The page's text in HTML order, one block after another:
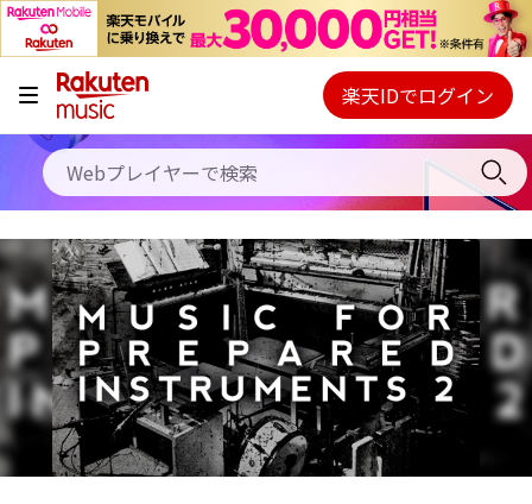
キャンペーン
料金プラン
使い方
初回30日間無料お試し
Webプレイヤー
ご契約内容の確認・変更
楽天IDでログイン